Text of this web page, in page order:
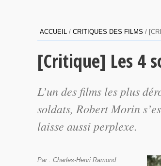
ACCUEIL / CRITIQUES DES FILMS /
[Critique] Les 4
L’un des films les plus
soldats, Robert Morin
laisse aussi perplexe.
Par : Charles-Henri Ramond